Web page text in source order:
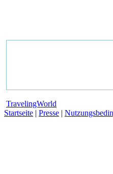
TravelingWorld
Startseite | Presse |